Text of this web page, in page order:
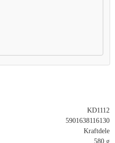
KD1112
5901638116130
Kraftdele
580 g